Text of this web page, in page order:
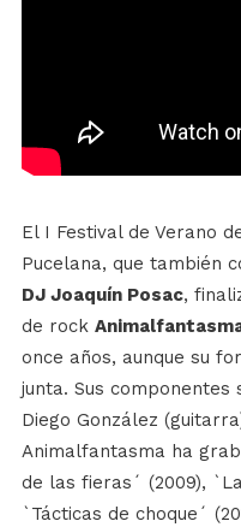
El I Festival de Verano
Pucelana, que también
DJ Joaquín Posac,
de rock
once años, aunque su
junta. Sus
Diego González
Animalfantasma ha
de las fieras´ (2009),
`Tácticas de choque´